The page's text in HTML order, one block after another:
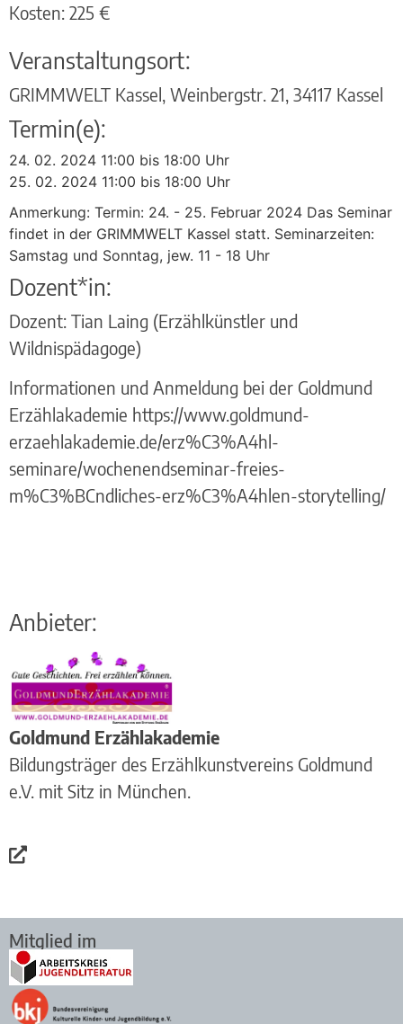
Kosten: 225 €
Veranstaltungsort:
GRIMMWELT Kassel, Weinbergstr. 21, 34117 Kassel
Termin(e):
24. 02. 2024 11:00 bis 18:00 Uhr
25. 02. 2024 11:00 bis 18:00 Uhr
Anmerkung: Termin: 24. - 25. Februar 2024 Das Seminar
findet in der GRIMMWELT Kassel statt. Seminarzeiten:
Samstag und Sonntag, jew. 11 - 18 Uhr
Dozent*in:
Dozent: Tian Laing (Erzählkünstler und
Wildnispädagoge)
Informationen und Anmeldung bei der Goldmund
Erzählakademie https://www.goldmund-
erzaehlakademie.de/erz%C3%A4hl-
seminare/wochenendseminar-freies-
m%C3%BCndliches-erz%C3%A4hlen-storytelling/
Anbieter:
Goldmund Erzählakademie
Bildungsträger des Erzählkunstvereins Goldmund
e.V. mit Sitz in München.
Mitglied im